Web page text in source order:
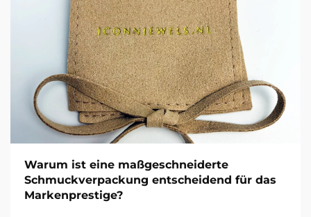
Warum ist eine maßgeschneiderte
Schmuckverpackung entscheidend für das
Markenprestige?